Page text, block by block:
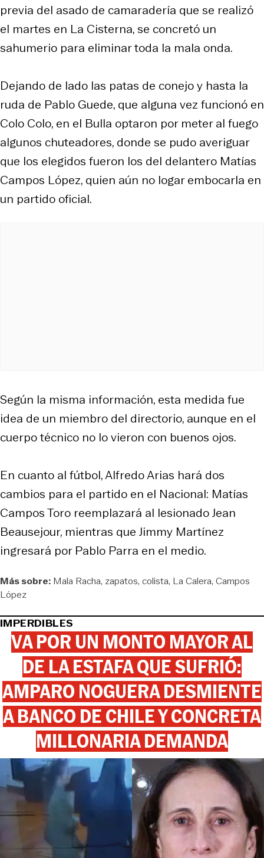
previa del asado de camaradería que se realizó
el martes en La Cisterna, se concretó un
sahumerio para eliminar toda la mala onda.
Dejando de lado las patas de conejo y hasta la
ruda de Pablo Guede, que alguna vez funcionó en
Colo Colo, en el Bulla optaron por meter al fuego
algunos chuteadores, donde se pudo averiguar
que los elegidos fueron los del delantero Matías
Campos López, quien aún no logar embocarla en
un partido oficial.
Según la misma información, esta medida fue
idea de un miembro del directorio, aunque en el
cuerpo técnico no lo vieron con buenos ojos.
En cuanto al fútbol, Alfredo Arias hará dos
cambios para el partido en el Nacional: Matías
Campos Toro reemplazará al lesionado Jean
Beausejour, mientras que Jimmy Martínez
ingresará por Pablo Parra en el medio.
Más sobre: Mala Racha zapatos colista La Calera Campos
López
IMPERDIBLES
VA POR UN MONTO MAYOR AL
DE LA ESTAFA QUE SUFRIÓ:
AMPARO NOGUERA DESMIENTE
A BANCO DE CHILE Y CONCRETA
MILLONARIA DEMANDA